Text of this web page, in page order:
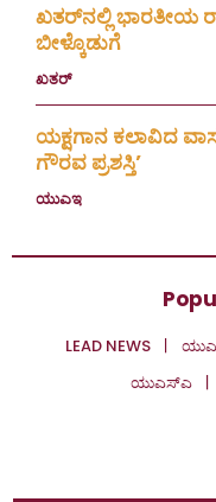
ಖತರ್‌ನಲ್ಲಿ ಭಾರತೀಯ
ಬೀಳ್ಕೊಡುಗೆ
ಖತರ್
ಯಕ್ಷಗಾನ ಕಲಾವಿದ
ಗೌರವ ಪ್ರಶಸ್ತಿ’
ಯುಎಇ
LEAD NEWS
ಯುಎಸ್‌ಎ